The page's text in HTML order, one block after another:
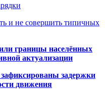
и не совершить типичных
границы населённых
актуализации
задержки
движения